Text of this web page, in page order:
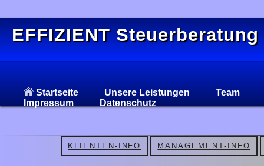
EFFIZIENT Steuerberatung
Startseite Unsere Leistungen
Team
Impressum
Datenschutz
KLIENTEN-INFO MANAGEMENT-INFO